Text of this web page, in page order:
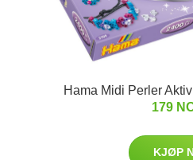
Hama Midi Perler
179
KJØP